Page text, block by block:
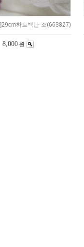
하트백단-소(663827)
8,000 원